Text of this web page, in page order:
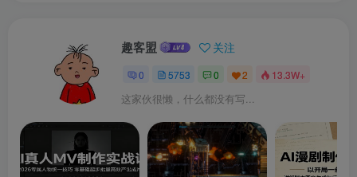
趣客盟 关注
0 5753 0 2 13.3W+
这家伙很懒，什么都没有写...